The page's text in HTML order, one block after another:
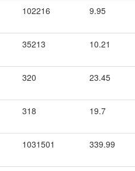
102216 9.95
35213 10.21
320 23.45
318 19.7
1031501 339.99